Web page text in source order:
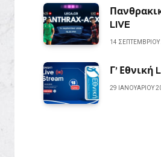
LIVE
14 ΣΕΠΤΕΜΒΡΊΟΥ
Γ’ Εθνική
29 ΙΑΝΟΥΑΡΊΟΥ